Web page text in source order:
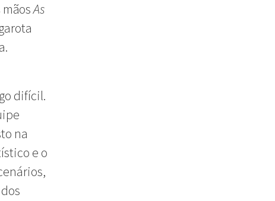
mãosAs
difícil.
na
e o